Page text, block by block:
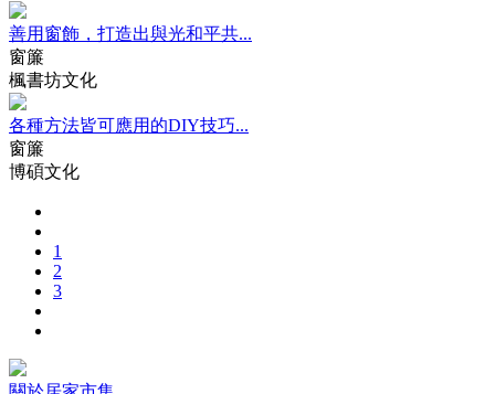
善用窗飾，打造出與光和平共...
窗簾
楓書坊文化
各種方法皆可應用的DIY技巧...
窗簾
博碩文化
1
2
3